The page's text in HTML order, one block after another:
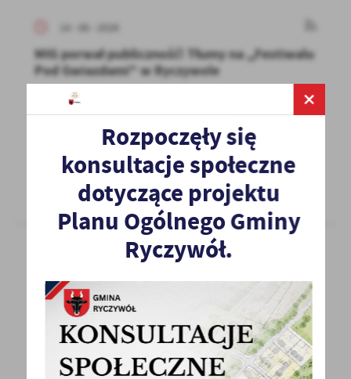
14 - 06 - 2026
MIG porwał publiczność! Tłumy na ,,Festiwalu
Pod Gwiazdami" w Ryczywole
W sobotę 13 czerwca 2026 r. amfiteatr
i gośćmi, którzy...
WIĘCEJ
13 - 06 - 2026
Za nami I Piknik Seniorów
Dnia 12 czerwca 2026 r. odbył się I Piknik
Seniorów połączony z Przeglądem Zespołów
Rozpoczęły się
konsultacje społeczne
dotyczące projektu
Planu Ogólnego Gminy
Ryczywół.